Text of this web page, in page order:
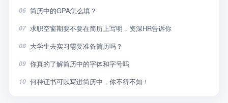
06 简历中的GPA怎么填？
07 求职空窗期要不要在简历上写明，资深HR告诉你
08 大学生去实习需要准备简历吗？
09 你真的了解简历中的字体和字号吗
10 何种证书可以写进简历中，你不得不知！